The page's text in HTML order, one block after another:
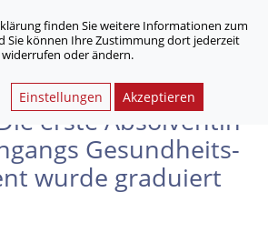
Rhein-Sieg/Eifel
erste Absolventin
Gesund­heits­
wurde graduiert
finden Sie weitere Informationen zum
Sie können Ihre Zustimmung dort jederzeit
widerrufen oder ändern.
Einstellungen Akzeptieren